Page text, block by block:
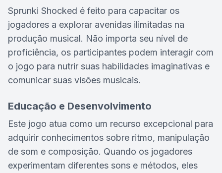
Sprunki Shocked é feito para capacitar os
jogadores a explorar avenidas ilimitadas na
produção musical. Não importa seu nível de
proficiência, os participantes podem interagir com
o jogo para nutrir suas habilidades imaginativas e
comunicar suas visões musicais.
Educação e Desenvolvimento
Este jogo atua como um recurso excepcional para
adquirir conhecimentos sobre ritmo, manipulação
de som e composição. Quando os jogadores
experimentam diferentes sons e métodos, eles